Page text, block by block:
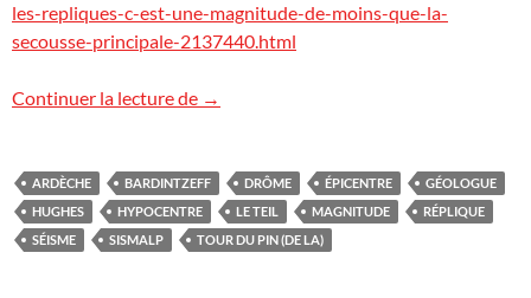
les-repliques-c-est-une-magnitude-de-moins-que-la-
secousse-principale-2137440.html
Continuer la lecture de Séisme en Drôme-Ardèche (Cnews, LCI)
→
ARDÈCHE BARDINTZEFF DRÔME ÉPICENTRE
GÉOLOGUE
HUGHES
HYPOCENTRE LE TEIL MAGNITUDE
RÉPLIQUE
SÉISME
SISMALP TOUR DU PIN (DE LA)